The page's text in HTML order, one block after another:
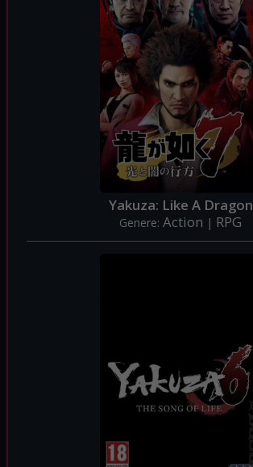
Yakuza: Like A Dragon
Genere: Action | RPG